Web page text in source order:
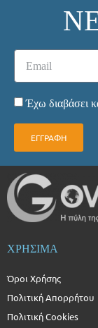
Έχω διαβάσει
ΕΓΓΡΑΦΗ
ΧΡΗΣΙΜΑ
Όροι Χρήσης
Πολιτική Απορρήτου
Πολιτική Cookies